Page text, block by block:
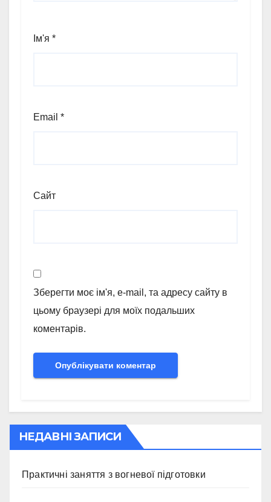
Ім'я *
Email *
Сайт
Зберегти моє ім'я, e-mail, та адресу сайту в
цьому браузері для моїх подальших
коментарів.
НЕДАВНІ ЗАПИСИ
Практичні заняття з вогневої підготовки